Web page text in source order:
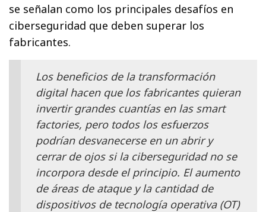
se señalan como los principales desafíos en
ciberseguridad que deben superar los
fabricantes.
Los beneficios de la transformación
digital hacen que los fabricantes quieran
invertir grandes cuantías en las smart
factories, pero todos los esfuerzos
podrían desvanecerse en un abrir y
cerrar de ojos si la ciberseguridad no se
incorpora desde el principio. El aumento
de áreas de ataque y la cantidad de
dispositivos de tecnología operativa (OT)